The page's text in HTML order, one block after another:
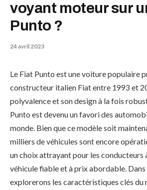
voyant moteur sur
Punto ?
24 avril 2023
Le Fiat Punto est une voiture populaire
constructeur italien Fiat entre 1993 et
polyvalence et son design à la fois
Punto est devenu un favori des
monde. Bien que ce modèle soit
milliers de véhicules sont encore
un choix attrayant pour les conducteurs
véhicule fiable et à prix abordable.
explorerons les caractéristiques clés du